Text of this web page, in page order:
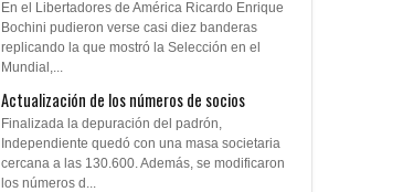
En el Libertadores de América Ricardo Enrique
Bochini pudieron verse casi diez banderas
replicando la que mostró la Selección en el
Mundial,...
Actualización de los números de socios
Finalizada la depuración del padrón,
Independiente quedó con una masa societaria
cercana a las 130.600. Además, se modificaron
los números d...